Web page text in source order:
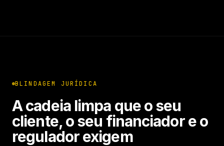
BLINDAGEM JURÍDICA
A cadeia limpa que o seu
cliente, o seu financiador e o
regulador exigem